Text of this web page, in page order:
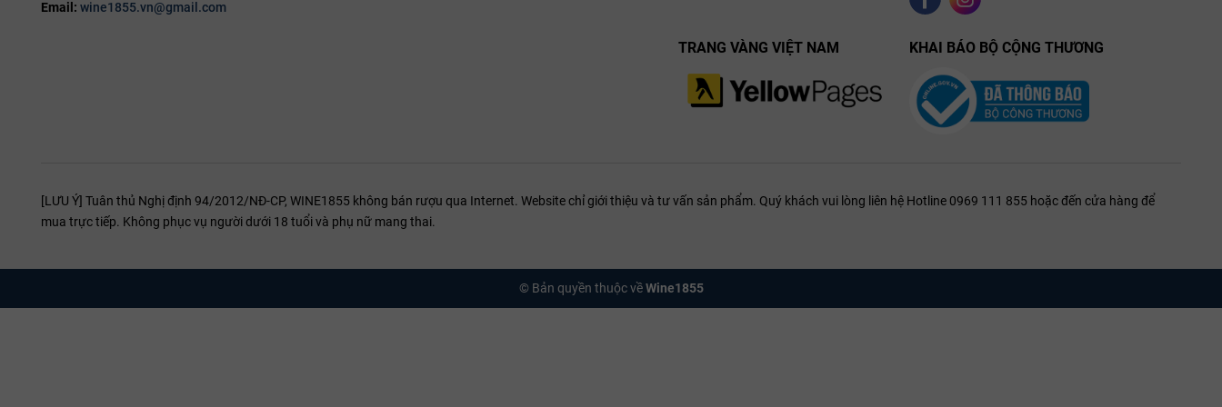
Gợi Ý Thực Phẩm Kết Hợp Tradition Pinot Bianco
Email: wine1855.vn@gmail.com
TRANG VÀNG VIỆT NAM KHAI BÁO BỘ CỘNG THƯƠNG
[LƯU Ý] Tuân thủ Nghị định 94/2012/NĐ-CP, WINE1855 không bán rượu qua Internet. Website chỉ giới thiệu và tư vấn sản phẩm. Quý khách vui lòng liên hệ Hotline 0969 111 855 hoặc đến cửa hàng để
mua trực tiếp. Không phục vụ người dưới 18 tuổi và phụ nữ mang thai.
© Bản quyền thuộc vềWine1855